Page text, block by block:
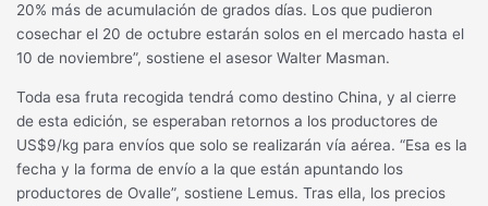
20% más de acumulación de grados días. Los que pudieron
cosechar el 20 de octubre estarán solos en el mercado hasta el
10 de noviembre”, sostiene el asesor Walter Masman.
Toda esa fruta recogida tendrá como destino China, y al cierre
de esta edición, se esperaban retornos a los productores de
US$9/kg para envíos que solo se realizarán vía aérea. “Esa es la
fecha y la forma de envío a la que están apuntando los
productores de Ovalle”, sostiene Lemus. Tras ella, los precios